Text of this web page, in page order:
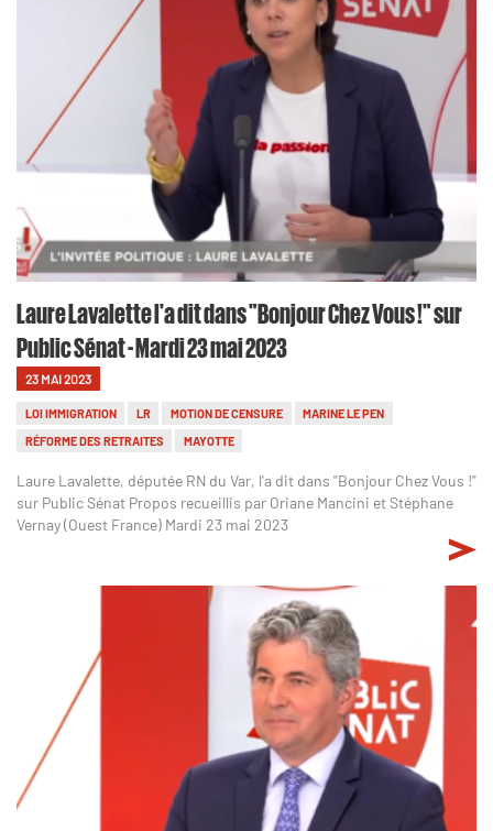
Laure Lavalette l'a dit dans "Bonjour Chez Vous !" sur
Public Sénat - Mardi 23 mai 2023
23 MAI 2023
LOI IMMIGRATION LR MOTION DE CENSURE
MARINE LE PEN
RÉFORME DES RETRAITES
MAYOTTE
Laure Lavalette, députée RN du Var, l'a dit dans "Bonjour Chez Vous !"
sur Public Sénat Propos recueillis par Oriane Mancini et Stéphane
Vernay (Ouest France) Mardi 23 mai 2023